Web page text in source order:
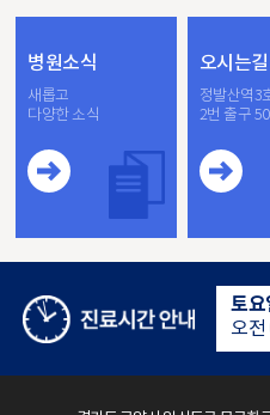
병원소식
새롭고
다양한 소식
오시는길
정발산역3
2번 출구
토요
오전
점심
오